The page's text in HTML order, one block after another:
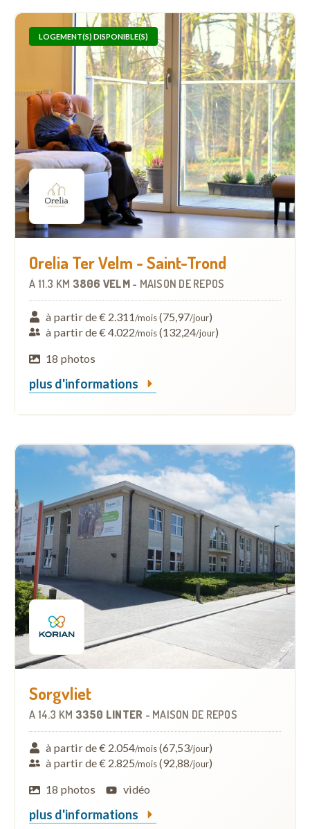
LOGEMENT(S) DISPONIBLE(S)
Orelia Ter Velm - Saint-Trond
À 11.3 KM 3806 VELM - MAISON DE REPOS
à partir de € 2.311/mois(75,97/jour)
à partir de € 4.022/mois(132,24/jour)
18 photos
plus d'informations
Sorgvliet
À 14.3 KM 3350 LINTER - MAISON DE REPOS
à partir de € 2.054/mois(67,53/jour)
à partir de € 2.825/mois(92,88/jour)
18 photos
vidéo
plus d'informations